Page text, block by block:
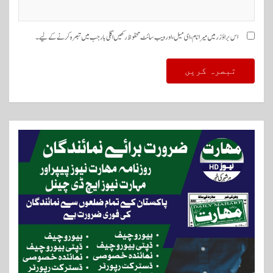
اس براؤزر میں میرا نام، ای میل، اور ویب سائٹ محفوظ رکھیں اگلی بار جب میں تبصرہ کرنے کےلیے۔